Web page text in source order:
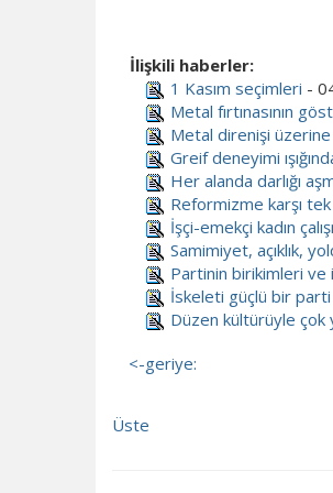
İlişkili haberler:
1 Kasım seçimleri -
Metal fırtınasının
Metal direnişi üzerine
Greif deneyimi
Her alanda darlığı
Reformizme karşı
İşçi-emekçi kadın
Samimiyet, açıklık,
Partinin birikimleri ve
İskeleti güçlü bir parti
Düzen kültürüyle çok
<-geriye:
Üste